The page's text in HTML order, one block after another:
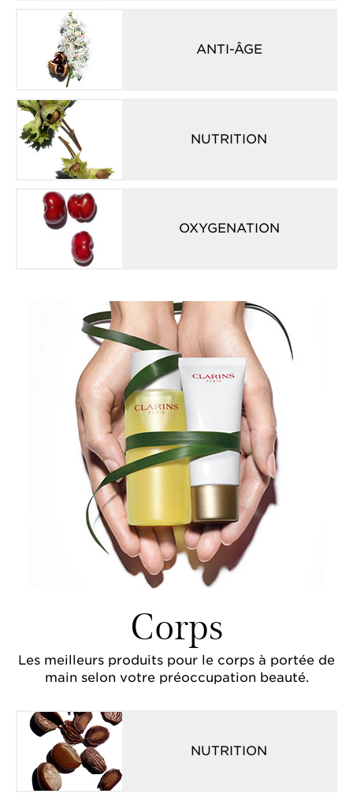
ANTI-ÂGE
NUTRITION
OXYGENATION
Corps
Les meilleurs produits pour le corps à portée de
main selon votre préoccupation beauté.
NUTRITION